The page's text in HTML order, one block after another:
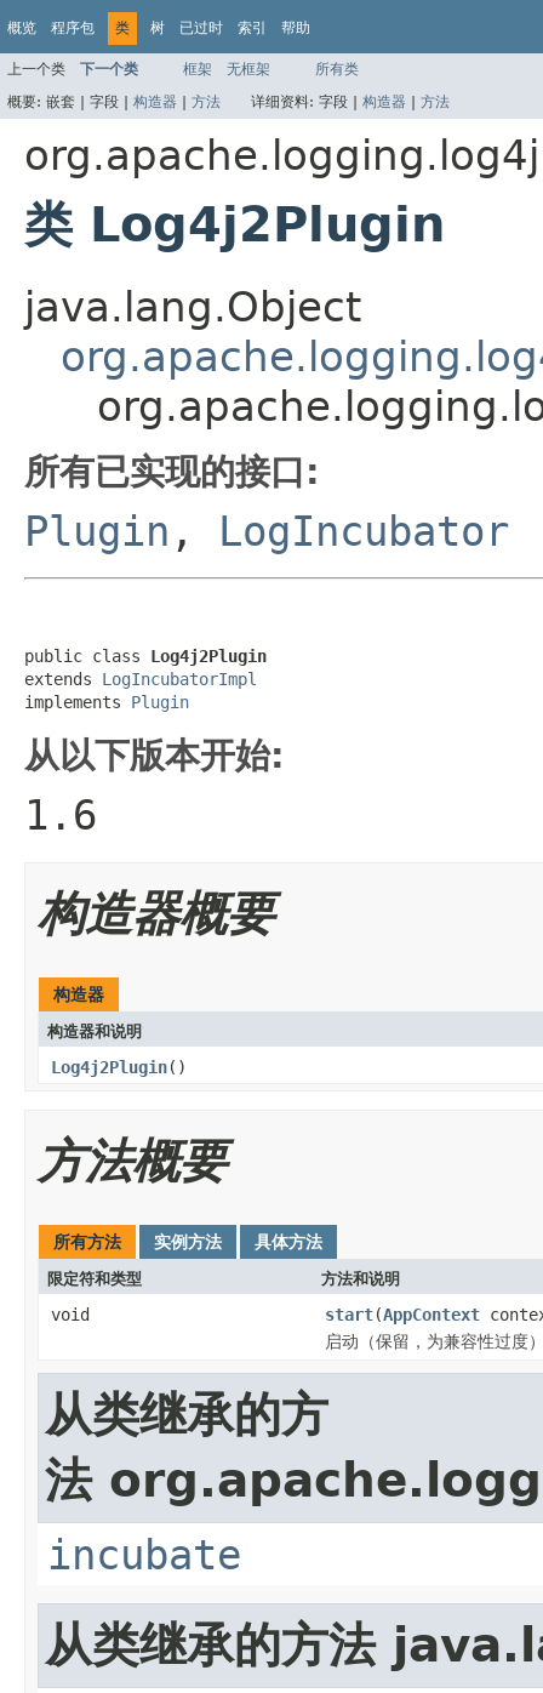
概览 程序包 类 树 已过时 索引 帮助
上一个类 下一个类 框架 无框架
所有类
概要: 嵌套 | 字段 | 构造器 | 方法 详细资料: 字段 | 构造器 | 方法
类 Log4j2Plugin
java.lang.Object
所有已实现的接口:
Plugin , LogIncubator
public class Log4j2Plugin
extends LogIncubatorImpl
implements Plugin
从以下版本开始:
1.6
构造器概要
构造器
构造器和说明
Log4j2Plugin()
方法概要
所有方法 实例方法 具体方法
限定符和类型 方法和说明
void start(AppContext
启动（保留，为兼容性过度
从类继承的方
法
incubate
从类继承的方法